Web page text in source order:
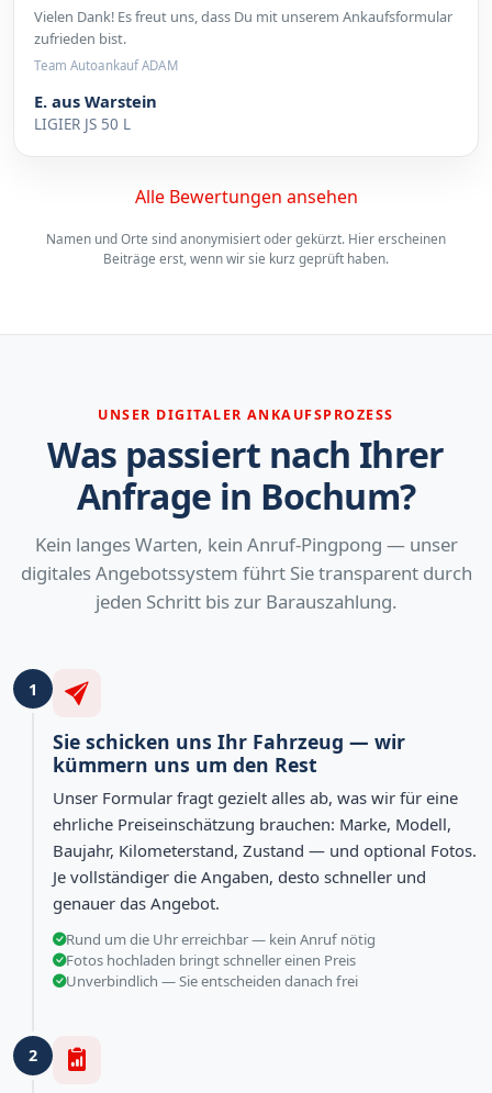
Vielen Dank! Es freut uns, dass Du mit unserem Ankaufsformular
zufrieden bist.
Team Autoankauf ADAM
E. aus Warstein
LIGIER JS 50 L
Alle Bewertungen ansehen
Namen und Orte sind anonymisiert oder gekürzt. Hier erscheinen
Beiträge erst, wenn wir sie kurz geprüft haben.
UNSER DIGITALER ANKAUFSPROZESS
Was passiert nach Ihrer
Anfrage in Bochum?
Kein langes Warten, kein Anruf-Pingpong — unser
digitales Angebotssystem führt Sie transparent durch
jeden Schritt bis zur Barauszahlung.
1
Sie schicken uns Ihr Fahrzeug — wir
kümmern uns um den Rest
Unser Formular fragt gezielt alles ab, was wir für eine
ehrliche Preiseinschätzung brauchen: Marke, Modell,
Baujahr, Kilometerstand, Zustand — und optional Fotos.
Je vollständiger die Angaben, desto schneller und
genauer das Angebot.
Rund um die Uhr erreichbar — kein Anruf nötig
Fotos hochladen bringt schneller einen Preis
Unverbindlich — Sie entscheiden danach frei
2